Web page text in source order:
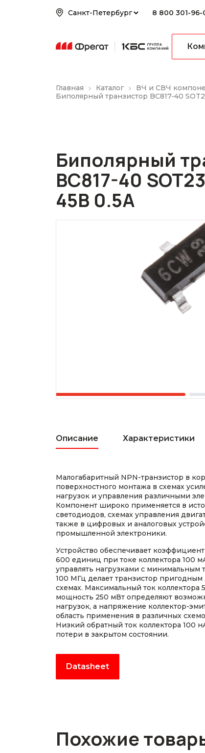
8 800 301-96-
Главная Каталог ВЧ и СВЧ
Биполярный транзистор BC817-40
Биполярный
BC817-40
45В 0.5А
Описание Характеристики
Малогабаритный NPN-транзистор в
поверхностного монтажа в схемах
нагрузок и управления различными
Компонент широко применяется в
светодиодов, схемах управления
также в цифровых и аналоговых
промышленной электроники.
Устройство обеспечивает
600 единиц при токе коллектора 100
управлять нагрузками с минимальным
100 МГц делает транзистор пригодным
схемах. Максимальный ток коллектора
мощность 250 мВт определяют
нагрузок, а напряжение коллектор-
область применения в различных
Низкий обратный ток коллектора 100
потери в закрытом состоянии.
Datasheet
Похожие